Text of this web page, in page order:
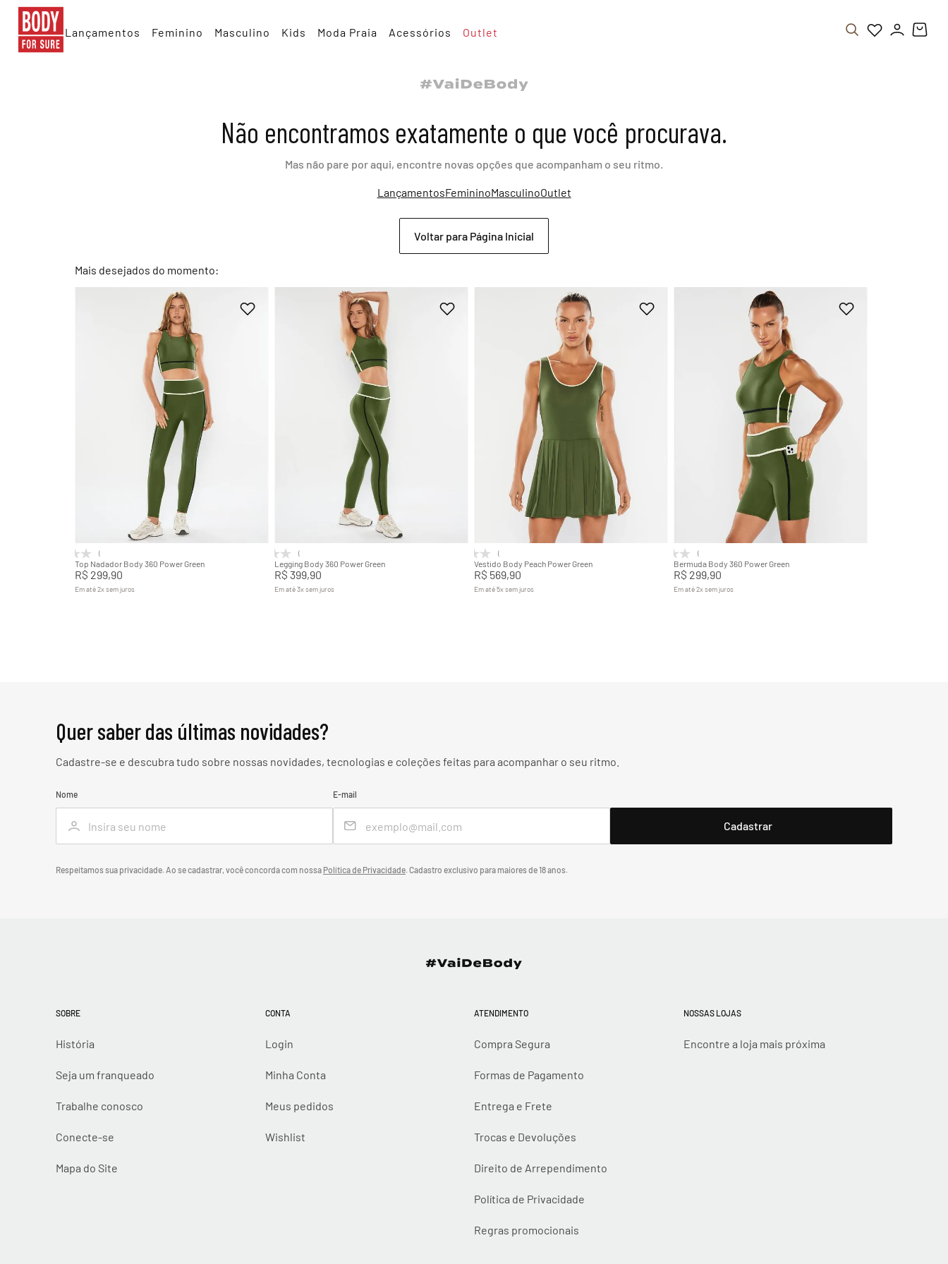
Lançamentos Feminino Masculino Kids Moda Praia Acessórios Outlet
Não encontramos exatamente o que você procurava.
Mas não pare por aqui, encontre novas opções que acompanham o seu ritmo.
LançamentosFemininoMasculinoOutlet
Voltar para Página Inicial
Mais desejados do momento:
P
GG
Adicionar na sacola
(0)
Top Nadador Body 360 Power Green
R$ 299,90
Em até2xsem juros
P M
GG
Adicionar na sacola
(0)
Legging Body 360 Power Green
R$ 399,90
Em até3xsem juros
PP P
G
Adicionar na sacola
(0)
Vestido Body Peach Power Green
R$ 569,90
Em até5xsem juros
P M
GG
Adicionar na sacola
(0)
Bermuda Body 360 Power Green
R$ 299,90
Em até2xsem juros
Quer saber das últimas novidades?
Cadastre-se e descubra tudo sobre nossas novidades, tecnologias e coleções feitas para acompanhar o seu ritmo.
Nome E-mail
Respeitamos sua privacidade. Ao se cadastrar, você concorda com nossa Política de Privacidade.Cadastro exclusivo para maiores de 18 anos.
SOBRE
História
Seja um franqueado
Trabalhe conosco
Conecte-se
Mapa do Site
CONTA
Login
Minha Conta
Meus pedidos
Wishlist
ATENDIMENTO
Compra Segura
Formas de Pagamento
Entrega e Frete
Trocas e Devoluções
Direito de Arrependimento
Política de Privacidade
Regras promocionais
NOSSAS LOJAS
Encontre a loja mais próxima